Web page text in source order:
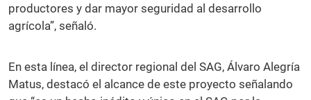
productores y dar mayor seguridad al desarrollo
agrícola”, señaló.
En esta línea, el director regional del SAG, Álvaro Alegría
Matus, destacó el alcance de este proyecto señalando